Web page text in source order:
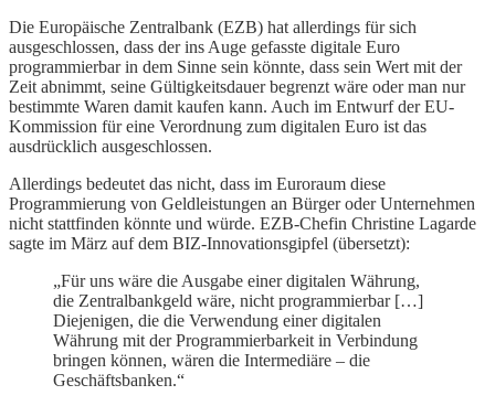
Die Europäische Zentralbank (EZB) hat allerdings für sich
ausgeschlossen, dass der ins Auge gefasste digitale Euro
programmierbar in dem Sinne sein könnte, dass sein Wert mit der
Zeit abnimmt, seine Gültigkeitsdauer begrenzt wäre oder man nur
bestimmte Waren damit kaufen kann. Auch im Entwurf der EU-
Kommission für eine Verordnung zum digitalen Euro ist das
ausdrücklich ausgeschlossen.
Allerdings bedeutet das nicht, dass im Euroraum diese
Programmierung von Geldleistungen an Bürger oder Unternehmen
nicht stattfinden könnte und würde. EZB-Chefin Christine Lagarde
sagte im März auf dem BIZ-Innovationsgipfel (übersetzt):
„Für uns wäre die Ausgabe einer digitalen Währung,
die Zentralbankgeld wäre, nicht programmierbar […]
Diejenigen, die die Verwendung einer digitalen
Währung mit der Programmierbarkeit in Verbindung
bringen können, wären die Intermediäre – die
Geschäftsbanken.“